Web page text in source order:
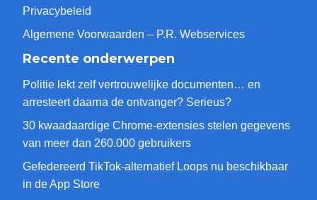
Privacybeleid
Algemene Voorwaarden – P.R. Webservices
Recente onderwerpen
Politie lekt zelf vertrouwelijke documenten… en
arresteert daarna de ontvanger? Serieus?
30 kwaadaardige Chrome-extensies stelen gegevens
van meer dan 260.000 gebruikers
Gefedereerd TikTok-alternatief Loops nu beschikbaar
in de App Store